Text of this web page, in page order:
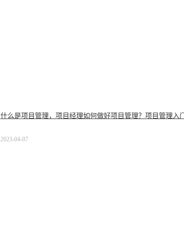
什么是项目管理，项目经理如何做好项目管理？项目管理入
2023-04-07